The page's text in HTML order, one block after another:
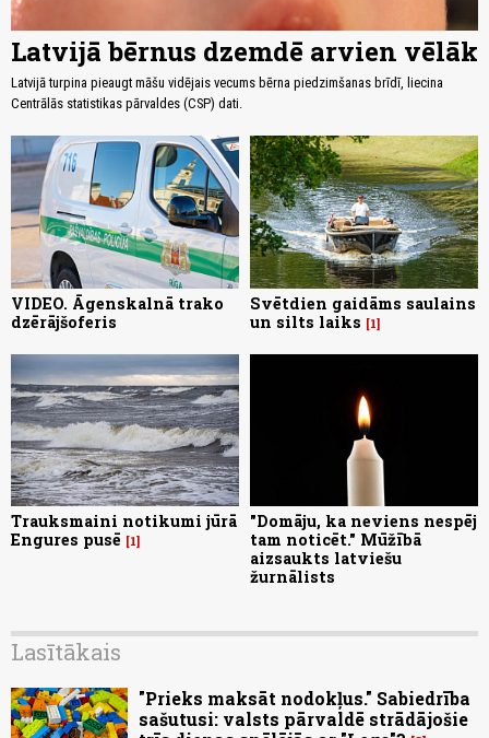
Latvijā bērnus dzemdē arvien vēlāk
Latvijā turpina pieaugt māšu vidējais vecums bērna piedzimšanas brīdī, liecina
Centrālās statistikas pārvaldes (CSP) dati.
VIDEO. Āgenskalnā trako
dzērājšoferis
Svētdien gaidāms saulains
un silts laiks
1
Trauksmaini notikumi jūrā
Engures pusē
1
"Domāju, ka neviens nespēj
tam noticēt." Mūžībā
aizsaukts latviešu
žurnālists
Lasītākais
"Prieks maksāt nodokļus." Sabiedrība
sašutusi: valsts pārvaldē strādājošie